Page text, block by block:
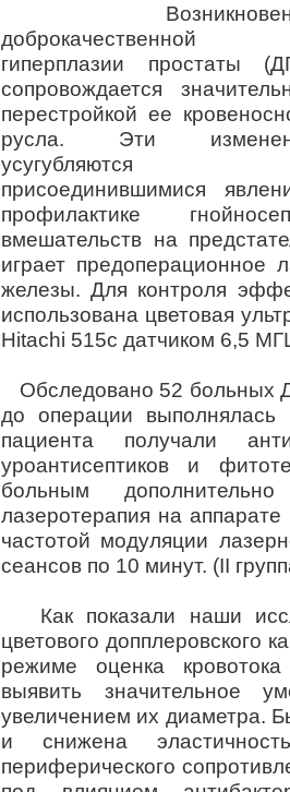
доброкачественной
гиперплазии простаты
сопровождается
перестройкой ее
русла. Эти
усугубляются
присоединившимися
профилактике
вмешательств на
играет предоперационное
железы. Для контроля
использована цветовая
Hitachi 515с датчиком 6,5
Обследовано 52 больных
до операции выполнялась
пациента получали
уроантисептиков и
больным дополнительно
лазеротерапия на
частотой модуляции
сеансов по 10 минут. (II
Как показали наши
цветового допплеровского
режиме оценка
выявить значительное
увеличением их диаметра.
и снижена
периферического